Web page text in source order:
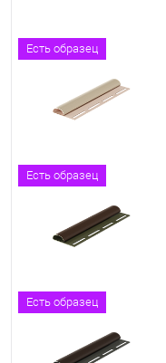
Есть образец
Есть образец
Есть образец